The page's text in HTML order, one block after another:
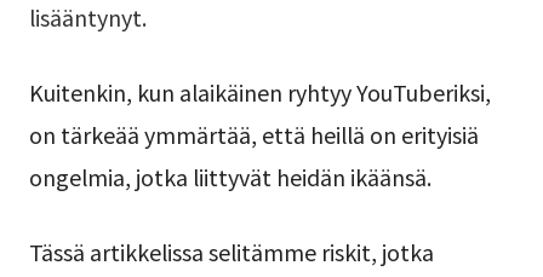
lisääntynyt.
Kuitenkin, kun alaikäinen ryhtyy YouTuberiksi,
on tärkeää ymmärtää, että heillä on erityisiä
ongelmia, jotka liittyvät heidän ikäänsä.
Tässä artikkelissa selitämme riskit, jotka